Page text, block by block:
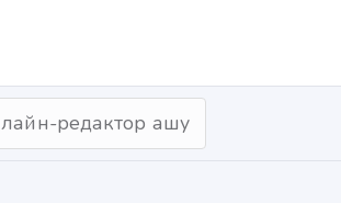
редактор ашу